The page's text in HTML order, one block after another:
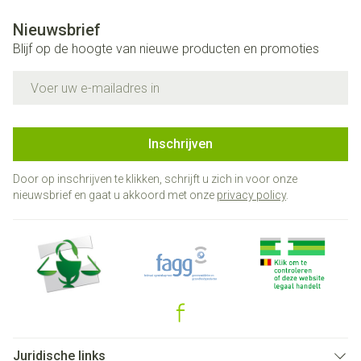
Nieuwsbrief
Blijf op de hoogte van nieuwe producten en promoties
Inschrijven
Door op inschrijven te klikken, schrijft u zich in voor onze
nieuwsbrief en gaat u akkoord met onze privacy policy.
Juridische links